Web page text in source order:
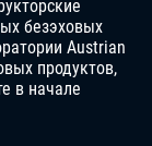
безэховых
Austrian
продуктов,
в начале